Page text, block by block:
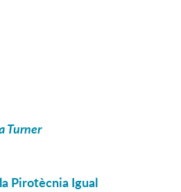
Turner
Pirotècnia Igual